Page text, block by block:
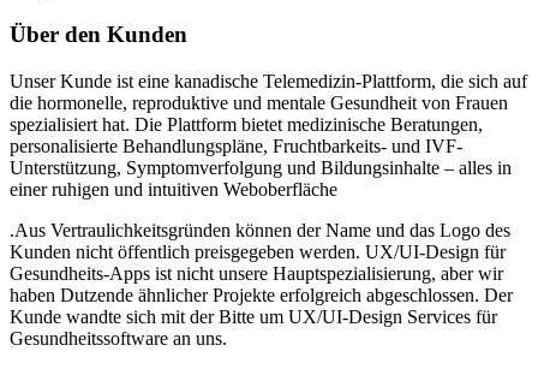
Über den Kunden
Unser Kunde ist eine kanadische Telemedizin-Plattform, die sich auf
die hormonelle, reproduktive und mentale Gesundheit von Frauen
spezialisiert hat. Die Plattform bietet medizinische Beratungen,
personalisierte Behandlungspläne, Fruchtbarkeits- und IVF-
Unterstützung, Symptomverfolgung und Bildungsinhalte – alles in
einer ruhigen und intuitiven Weboberfläche
.Aus Vertraulichkeitsgründen können der Name und das Logo des
Kunden nicht öffentlich preisgegeben werden. UX/UI-Design für
Gesundheits-Apps ist nicht unsere Hauptspezialisierung, aber wir
haben Dutzende ähnlicher Projekte erfolgreich abgeschlossen. Der
Kunde wandte sich mit der Bitte um UX/UI-Design Services für
Gesundheitssoftware an uns.